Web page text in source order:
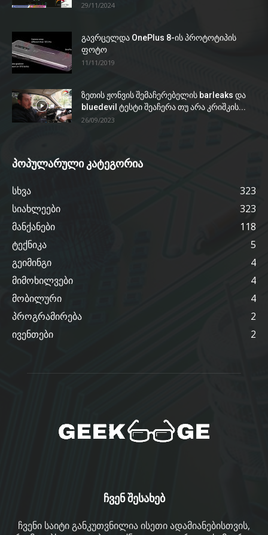
29/11/2024
გავრცელდა OnePlus 8-ის პროტოტიპის
ფოტო
11/11/2019
ზეთის ჟონვის შემაჩერებელის barleaks და
bluedevil ტესტი შეაჩერა თუ არა კრიშკის...
26/09/2023
პოპულარული კატეგორია
სხვა
323
სიახლეები
323
მანქანები
118
ტექნიკა
5
გეიმინგი
4
მიმოხილვები
4
მობილური
4
პროგრამირება
2
ივენთები
2
ჩვენ შესახებ
ჩვენი საიტი განკუთვნილია ისეთი ადამიანებისთვის,